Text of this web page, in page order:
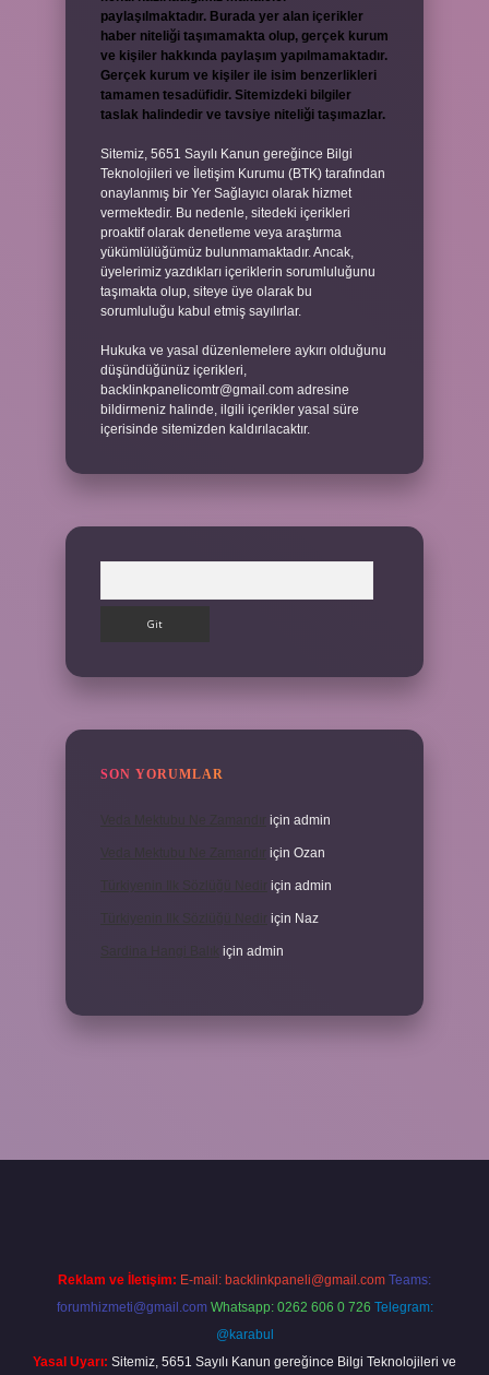
paylaşılmaktadır. Burada yer alan içerikler
haber niteliği taşımamakta olup, gerçek kurum
ve kişiler hakkında paylaşım yapılmamaktadır.
Gerçek kurum ve kişiler ile isim benzerlikleri
tamamen tesadüfidir. Sitemizdeki bilgiler
taslak halindedir ve tavsiye niteliği taşımazlar.
Sitemiz, 5651 Sayılı Kanun gereğince Bilgi
Teknolojileri ve İletişim Kurumu (BTK) tarafından
onaylanmış bir Yer Sağlayıcı olarak hizmet
vermektedir. Bu nedenle, sitedeki içerikleri
proaktif olarak denetleme veya araştırma
yükümlülüğümüz bulunmamaktadır. Ancak,
üyelerimiz yazdıkları içeriklerin sorumluluğunu
taşımakta olup, siteye üye olarak bu
sorumluluğu kabul etmiş sayılırlar.
Hukuka ve yasal düzenlemelere aykırı olduğunu
düşündüğünüz içerikleri,
backlinkpanelicomtr@gmail.com adresine
bildirmeniz halinde, ilgili içerikler yasal süre
içerisinde sitemizden kaldırılacaktır.
SON YORUMLAR
için admin
için Ozan
için admin
için Naz
için admin
Reklam ve İletişim: E-mail: backlinkpaneli@gmail.com Teams:
forumhizmeti@gmail.com Whatsapp: 0262 606 0 726 Telegram:
@karabul
Yasal Uyarı: Sitemiz, 5651 Sayılı Kanun gereğince Bilgi Teknolojileri ve